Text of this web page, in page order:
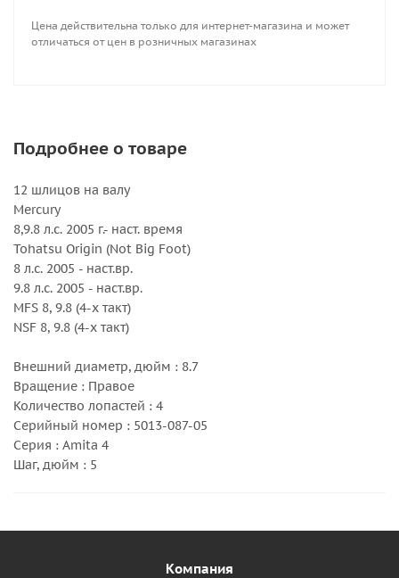
Цена действительна только для интернет-магазина и может
отличаться от цен в розничных магазинах
Подробнее о товаре
12 шлицов на валу
Mercury
8,9.8 л.с. 2005 г.- наст. время
Tohatsu Origin (Not Big Foot)
8 л.с. 2005 - наст.вр.
9.8 л.с. 2005 - наст.вр.
MFS 8, 9.8 (4-х такт)
NSF 8, 9.8 (4-х такт)
Внешний диаметр, дюйм : 8.7
Вращение : Правое
Количество лопастей : 4
Серийный номер : 5013-087-05
Серия : Amita 4
Шаг, дюйм : 5
Компания